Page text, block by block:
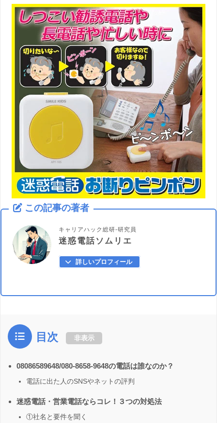
この記事の著者
キャリアハック総研-研究員
迷惑電話ソムリエ
詳しいプロフィール
目次 非表示
08086589648/080-8658-9648の電話は誰なのか？
電話に出た人のSNSやネットの評判
迷惑電話・営業電話ならコレ！３つの対処法
①社名と要件を聞く